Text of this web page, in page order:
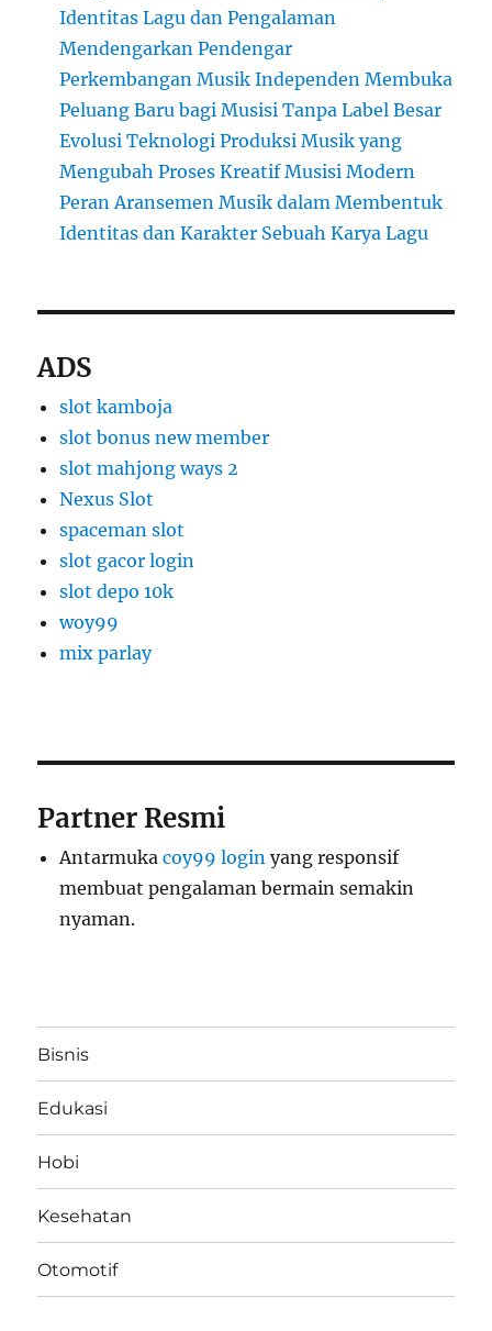
Identitas Lagu dan Pengalaman
Mendengarkan Pendengar
Perkembangan Musik Independen Membuka
Peluang Baru bagi Musisi Tanpa Label Besar
Evolusi Teknologi Produksi Musik yang
Mengubah Proses Kreatif Musisi Modern
Peran Aransemen Musik dalam Membentuk
Identitas dan Karakter Sebuah Karya Lagu
ADS
slot kamboja
slot bonus new member
slot mahjong ways 2
Nexus Slot
spaceman slot
slot gacor login
slot depo 10k
woy99
mix parlay
Partner Resmi
Antarmukacoy99 login yang responsif
membuat pengalaman bermain semakin
nyaman.
Bisnis
Edukasi
Hobi
Kesehatan
Otomotif